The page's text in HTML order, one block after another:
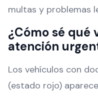
multas y problemas
¿Cómo sé qué
atención
Los vehículos con
(estado rojo)